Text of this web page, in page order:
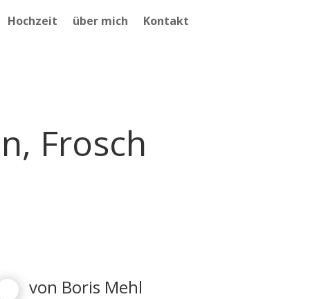
Hochzeit über mich Kontakt
Frosch
von Boris Mehl